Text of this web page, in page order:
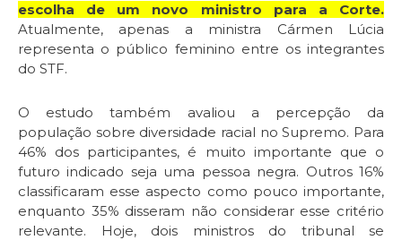
escolha de um novo ministro para a Corte.
Atualmente, apenas a ministra Cármen Lúcia
representa o público feminino entre os integrantes
do STF.
O estudo também avaliou a percepção da
população sobre diversidade racial no Supremo. Para
46% dos participantes, é muito importante que o
futuro indicado seja uma pessoa negra. Outros 16%
classificaram esse aspecto como pouco importante,
enquanto 35% disseram não considerar esse critério
relevante. Hoje, dois ministros do tribunal se